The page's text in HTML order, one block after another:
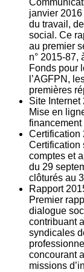
janvier
du travail,
social. Ce
au premier
n° 2015-87,
Fonds pour
l’AGFPN,
premières
Site Internet
Mise en
financement
Certification
Certification
comptes et
du 29
clôturés au
Rapport
Premier
dialogue
contribuant
syndicales
concourant
missions